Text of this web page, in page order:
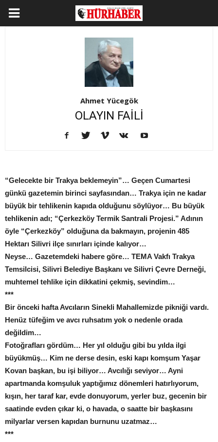
Ahmet Yücegök
OLAYIN FAİLİ
“Gelecekte bir Trakya beklemeyin”… Geçen Cumartesi
günkü gazetemin birinci sayfasından… Trakya için ne kadar
büyük bir tehlikenin kapıda olduğunu söylüyor… Bu büyük
tehlikenin adı; “Çerkezköy Termik Santrali Projesi.” Adının
öyle “Çerkezköy” olduğuna da bakmayın, projenin 485
Hektarı Silivri ilçe sınırları içinde kalıyor…
Neyse… Gazetemdeki habere göre… TEMA Vakfı Trakya
Temsilcisi, Silivri Belediye Başkanı ve Silivri Çevre Derneği,
muhtemel tehlike için dikkatini çekmiş, sevindim…
***
Bir önceki hafta Avcıların Sinekli Mahallemizde pikniği vardı.
Henüz tüfeğim ve avcı ruhsatım yok o nedenle orada
değildim…
Fotoğrafları gördüm… Her yıl olduğu gibi bu yılda ilgi
büyükmüş… Kim ne derse desin, eski kapı komşum Yaşar
Kovan başkan, bu işi biliyor… Avcılığı seviyor… Ayni
apartmanda komşuluk yaptığımız dönemleri hatırlıyorum,
kışın, her taraf kar, evde donuyorum, yerler buz, gecenin bir
saatinde evden çıkar ki, o havada, o saatte bir başkasını
milyarlar versen kapıdan burnunu uzatmaz…
***